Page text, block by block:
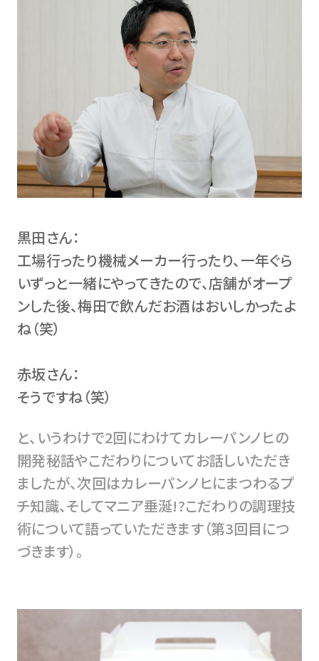
黒田さん：
工場行ったり機械メーカー行ったり、一年ぐら
いずっと一緒にやってきたので、店舗がオープ
ンした後、梅田で飲んだお酒はおいしかったよ
ね（笑）
赤坂さん：
そうですね（笑）
と、いうわけで2回にわけてカレーパンノヒの
開発秘話やこだわりについてお話しいただき
ましたが、次回はカレーパンノヒにまつわるプ
チ知識、そしてマニア垂涎!?こだわりの調理技
術について語っていただきます（第3回目につ
づきます）。